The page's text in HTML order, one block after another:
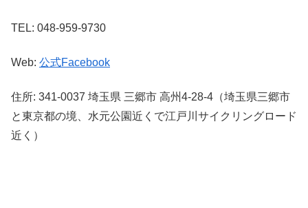
TEL: 048-959-9730
Web: 公式Facebook
住所: 341-0037 埼玉県 三郷市 高州4-28-4（埼玉県三郷市
と東京都の境、水元公園近くで江戸川サイクリングロード
近く）